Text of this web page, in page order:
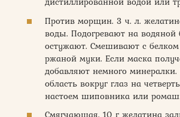
Против морщин. 3 ч. л.
воды. Подогревают на
остужают. Смешивают с
ржаной муки. Если маска
добавляют немного
область вокруг глаз на
настоем шиповника или